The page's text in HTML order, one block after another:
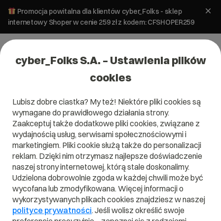
Promocja powitalna dla klientów cyber_Folks - sklep
internetowy Shoper w cenie 259 zł z kodem: CFSHOPER259
Pomoc»Aplikacje stron»WordPress»Jak zrobić
rozwijane menu w WordPress?
Jak zrobić rozwijane menu w
WordPress?
Aplikacje stron WordPress
Zaloguj się na swoją stronę WordPress
cyber_Folks S.A. – Ustawienia plików
cookies
Lubisz dobre ciastka? My też! Niektóre pliki cookies są
wymagane do prawidłowego działania strony.
Zaakceptuj także dodatkowe pliki cookies, związane z
wydajnością usług, serwisami społecznościowymi i
marketingiem. Pliki cookie służą także do personalizacji
reklam. Dzięki nim otrzymasz najlepsze doświadczenie
naszej strony internetowej, którą stale doskonalimy.
Udzielona dobrowolnie zgoda w każdej chwili może być
wycofana lub zmodyfikowana. Więcej informacji o
wykorzystywanych plikach cookies znajdziesz w naszej
polityce prywatności. Jeśli wolisz określić swoje